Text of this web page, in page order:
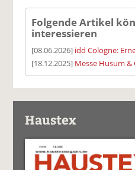
Folgende Artikel
interessieren
[08.06.2026] idd Cologne:
[18.12.2025] Messe Husum &
Haustex